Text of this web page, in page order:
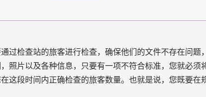
过检查站的旅客进行检查，确保他们的文件不存在问题
照片以及各种信息，只要有一项不符合标准，您就必须
这段时间内正确检查的旅客数量。也就是说，您既要在